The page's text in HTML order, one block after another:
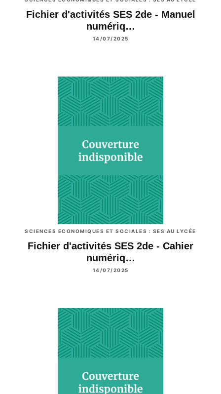
Fichier d'activités SES 2de - Manuel
numériq…
14/07/2025
SCIENCES ECONOMIQUES ET SOCIALES : SES AU LYCÉE
Fichier d'activités SES 2de - Cahier
numériq…
14/07/2025